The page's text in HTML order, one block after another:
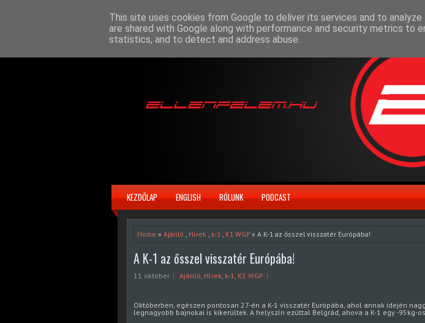
KEZDŐLAP ENGLISH RÓLUNK PODCAST
Home » Ajánló , Hírek , k-1 , K1 WGP » A K-1 az ősszel visszatér Európába!
A K-1 az ősszel visszatér Európába!
11 október Ajánló, Hírek, k-1, K1 WGP
Októberben, egészen pontosan 27-én a K-1 visszatér Európába, ahol annak idején
legnagyobb bajnokai is kikerültek. A helyszín ezúttal Belgrád, ahova a K-1 egy -95kg-
This site uses cookies from Google to deliver its services and to
are shared with Google along with performance and security metrics to
statistics, and to detect and address abuse.